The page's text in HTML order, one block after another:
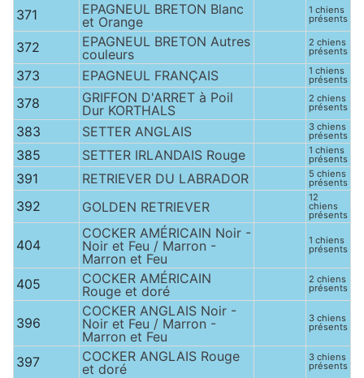
371
EPAGNEUL BRETON Blanc
et Orange
1 chiens
présents
372
EPAGNEUL BRETON Autres
couleurs
2 chiens
présents
373 EPAGNEUL FRANÇAIS 1 chiens
présents
378
GRIFFON D'ARRET à Poil
Dur KORTHALS
2 chiens
présents
383 SETTER ANGLAIS 3 chiens
présents
385 SETTER IRLANDAIS Rouge 1 chiens
présents
391 RETRIEVER DU LABRADOR 5 chiens
présents
392 GOLDEN RETRIEVER
12
chiens
présents
404
COCKER AMÉRICAIN Noir -
Noir et Feu / Marron -
Marron et Feu
1 chiens
présents
405
COCKER AMÉRICAIN
Rouge et doré
2 chiens
présents
396
COCKER ANGLAIS Noir -
Noir et Feu / Marron -
Marron et Feu
3 chiens
présents
397
COCKER ANGLAIS Rouge
et doré
3 chiens
présents